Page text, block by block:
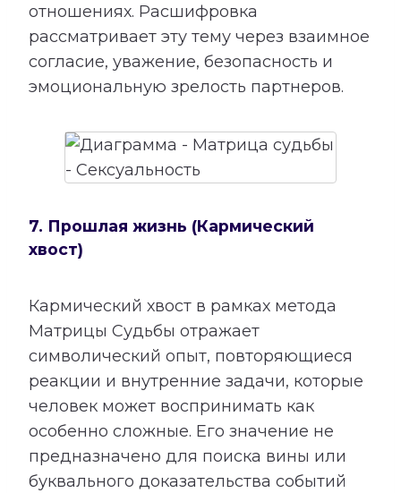
отношениях. Расшифровка
рассматривает эту тему через взаимное
согласие, уважение, безопасность и
эмоциональную зрелость партнеров.
7. Прошлая жизнь (Кармический
хвост)
Кармический хвост в рамках метода
Матрицы Судьбы отражает
символический опыт, повторяющиеся
реакции и внутренние задачи, которые
человек может воспринимать как
особенно сложные. Его значение не
предназначено для поиска вины или
буквального доказательства событий